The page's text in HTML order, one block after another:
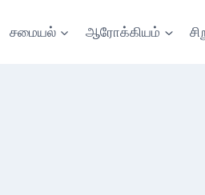
சமையல் ஆரோக்கியம்